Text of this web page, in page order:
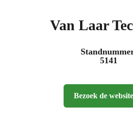
Van Laar
5141
Bezoek de website